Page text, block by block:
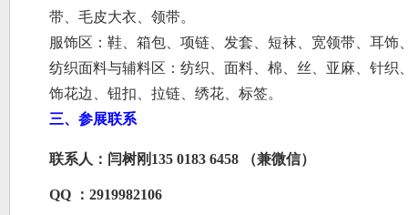
带、毛皮大衣、领带。
服饰区： 鞋 箱包 、项链、发套、短袜、宽领带、耳饰
纺织面料与辅料区：纺织、面料、棉、丝、亚麻、针织
饰花边、钮扣、拉链、绣花、标签。
三、 参展联系
联系人：闫树刚 135 0183 6458 （兼微信）
QQ ：2919982106